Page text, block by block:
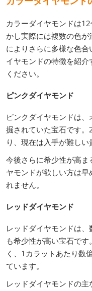
カラーダイヤモンドは
かし実際には複数の色
によりさらに多様な色
イヤモンドの特徴を紹
ください。
ピンクダイヤモンド
ピンクダイヤモンドは
掘されていた宝石です
り、現在は入手が難しい
今後さらに希少性が高
ヤモンドが欲しい方は
れません。
レッドダイヤモンド
レッドダイヤモンドは
も希少性が高い宝石で
く、1カラットあたり数
ています。
レッドダイヤモンドの